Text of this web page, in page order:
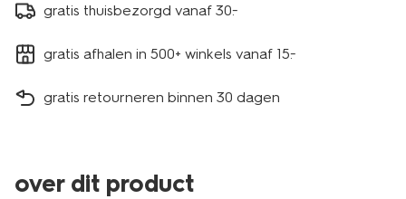
gratis thuisbezorgd vanaf 30.-
gratis afhalen in 500+ winkels vanaf 15.-
gratis retourneren binnen 30 dagen
over dit product